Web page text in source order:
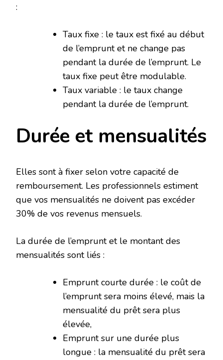
:
Taux fixe : le taux est fixé au début
de l’emprunt et ne change pas
pendant la durée de l’emprunt. Le
taux fixe peut être modulable.
Taux variable : le taux change
pendant la durée de l’emprunt.
Durée et mensualités
Elles sont à fixer selon votre capacité de
remboursement. Les professionnels estiment
que vos mensualités ne doivent pas excéder
30% de vos revenus mensuels.
La durée de l’emprunt et le montant des
mensualités sont liés :
Emprunt courte durée : le coût de
l’emprunt sera moins élevé, mais la
mensualité du prêt sera plus
élevée,
Emprunt sur une durée plus
longue : la mensualité du prêt sera